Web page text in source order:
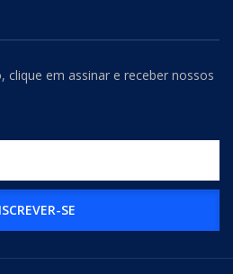
clique em assinar e receber nossos